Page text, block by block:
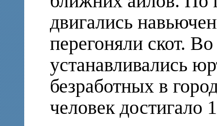
двигались
перегоняли скот.
устанавливались
безработных в
человек достигало